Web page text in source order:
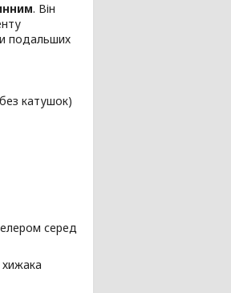
. Він
подальших
катушок)
серед